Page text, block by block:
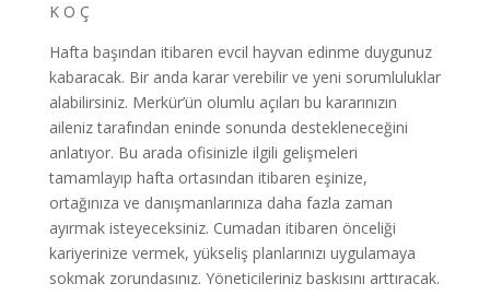
K O Ç
Hafta başından itibaren evcil hayvan edinme duygunuz
kabaracak. Bir anda karar verebilir ve yeni sorumluluklar
alabilirsiniz. Merkür’ün olumlu açıları bu kararınızın
aileniz tarafından eninde sonunda destekleneceğini
anlatıyor. Bu arada ofisinizle ilgili gelişmeleri
tamamlayıp hafta ortasından itibaren eşinize,
ortağınıza ve danışmanlarınıza daha fazla zaman
ayırmak isteyeceksiniz. Cumadan itibaren önceliği
kariyerinize vermek, yükseliş planlarınızı uygulamaya
sokmak zorundasınız. Yöneticileriniz baskısını arttıracak.